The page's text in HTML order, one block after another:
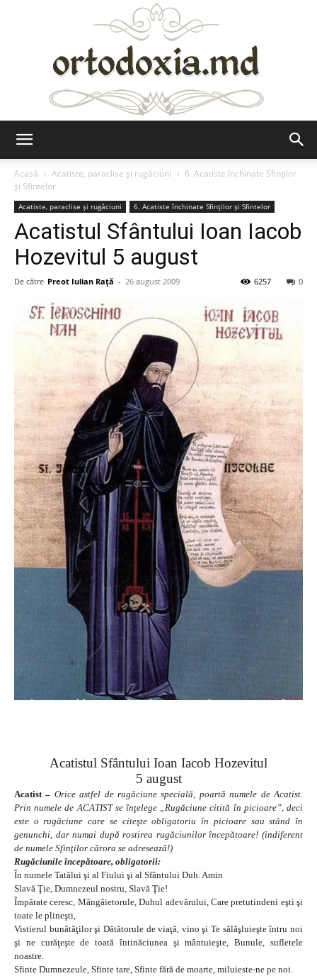
Acasă
Acatiste, paraclise și rugăciuni
6. Acatiste închinate Sfinților
și Sfintelor
Acatiste, paraclise și rugăciuni 6. Acatiste închinate Sfinților și Sfintelor
Acatistul Sfântului Ioan Iacob
Hozevitul 5 august
De către Preot Iulian Raţă - 26 august 2009 0
6257
Acatistul Sfântului Ioan Iacob Hozevitul
5 august
Acatist – Orice astfel de rugăciune specială, poartă numele de Acatist.
Prin numele de ACATIST se înţelege „Rugăciune citită în picioare”, deci
este o rugăciune care se citeşte obligatoriu în picioare sau stând în
genunchi, dar numai după rostirea rugăciunilor începătoare! (indiferent
de numele Sfinţilor cărora se adresează!)
Rugăciunile începătoare, obligatorii:
În numele Tatălui şi al Fiului şi al Sfântului Duh. Amin
Slavă Ţie, Dumnezeul nostru, Slavă Ţie!
Împărate ceresc, Mângâietorule, Duhul adevărului, Care pretutindeni eşti şi
toate le plineşti,
Vistierul bunătăţilor şi Dătătorule de viaţă, vino şi Te sălăşluieşte întru noi
şi ne curăţeşte de toată întinăciunea şi mântuieşte, Bunule, sufletele
noastre.
Sfinte Dumnezeule, Sfinte tare, Sfinte fără de moarte, miluieste-ne pe noi.